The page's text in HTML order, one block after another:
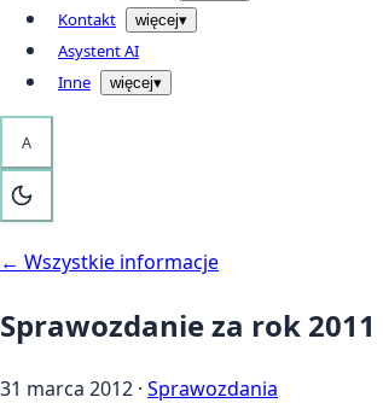
Kontakt więcej▾
Asystent AI
Inne
więcej▾
A
← Wszystkie informacje
Sprawozdanie za rok 2011
31 marca 2012 · Sprawozdania